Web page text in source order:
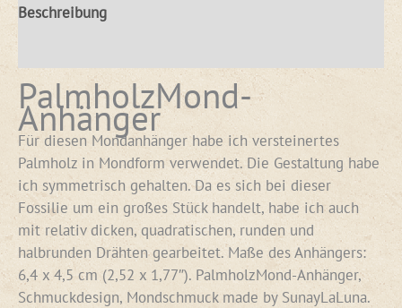
Beschreibung
PalmholzMond-
Anhänger
Für diesen Mondanhänger habe ich versteinertes
Palmholz in Mondform verwendet. Die Gestaltung habe
ich symmetrisch gehalten. Da es sich bei dieser
Fossilie um ein großes Stück handelt, habe ich auch
mit relativ dicken, quadratischen, runden und
halbrunden Drähten gearbeitet. Maße des Anhängers:
6,4 x 4,5 cm (2,52 x 1,77″). PalmholzMond-Anhänger,
Schmuckdesign, Mondschmuck made by SunayLaLuna.